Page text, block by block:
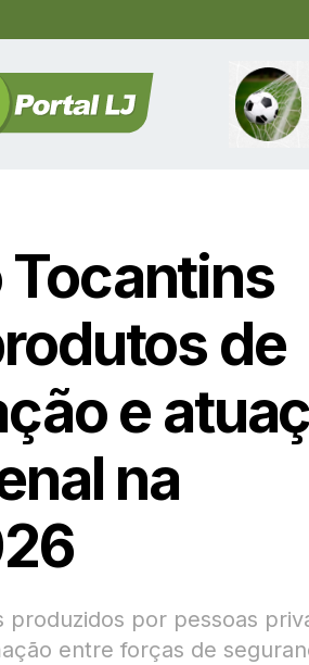
Tocantins
de
e
na
produzidos por pessoas
entre forças de